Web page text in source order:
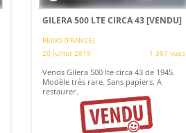
GILERA 500 LTE CIRCA 43[VENDU]
REIMS (FRANCE)
20 juillet 2019
1 387 vues
Vends Gilera 500 lte circa 43 de 1945.
Modèle très rare. Sans papiers. A
restaurer.